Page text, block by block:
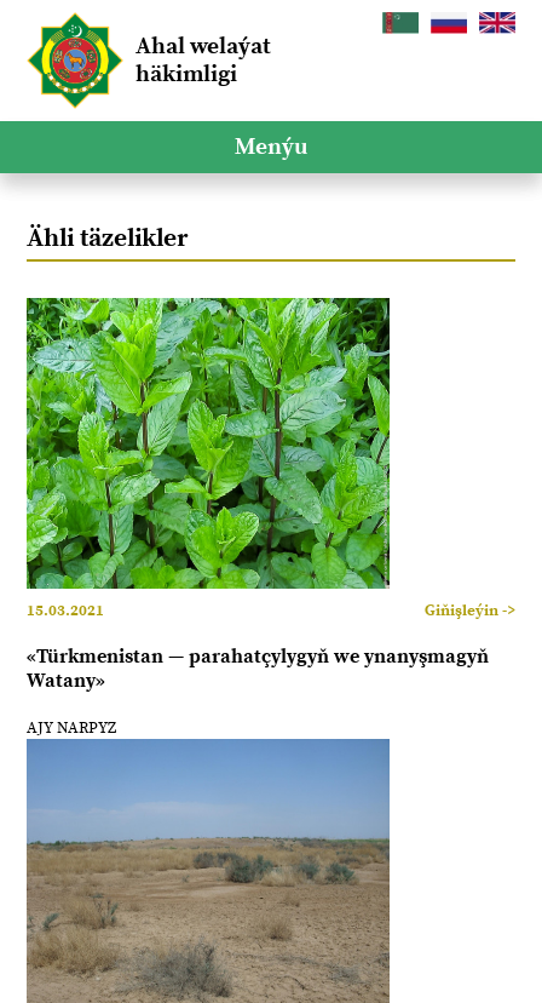
Ahal welaýat
häkimligi
Menýu
Ähli täzelikler
15.03.2021 Giňişleýin ->
«Türkmenistan — parahatçylygyň we ynanyşmagyň
Watany»
AJY NARPYZ